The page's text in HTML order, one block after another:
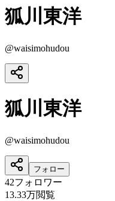
狐川東洋
@waisimohudou
狐川東洋
@waisimohudou
フォロー
42フォロワー
13.33万閲覧